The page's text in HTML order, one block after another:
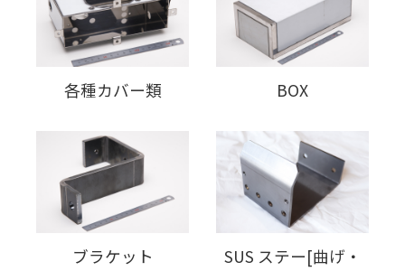
各種カバー類 BOX
ブラケット
SUS ステー[曲げ・